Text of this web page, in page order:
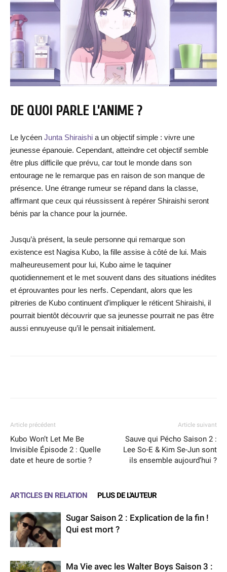
DE QUOI PARLE L’ANIME ?
Le lycéen Junta Shiraishi a un objectif simple : vivre une
jeunesse épanouie. Cependant, atteindre cet objectif semble
être plus difficile que prévu, car tout le monde dans son
entourage ne le remarque pas en raison de son manque de
présence. Une étrange rumeur se répand dans la classe,
affirmant que ceux qui réussissent à repérer Shiraishi seront
bénis par la chance pour la journée.
Jusqu’à présent, la seule personne qui remarque son
existence est Nagisa Kubo, la fille assise à côté de lui. Mais
malheureusement pour lui, Kubo aime le taquiner
quotidiennement et le met souvent dans des situations inédites
et éprouvantes pour les nerfs. Cependant, alors que les
pitreries de Kubo continuent d’impliquer le réticent Shiraishi, il
pourrait bientôt découvrir que sa jeunesse pourrait ne pas être
aussi ennuyeuse qu’il le pensait initialement.
Article précédent
Kubo Won’t Let Me Be
Invisible Épisode 2 : Quelle
date et heure de sortie ?
Article suivant
Sauve qui Pécho Saison 2 :
Lee So-E & Kim Se-Jun sont
ils ensemble aujourd’hui ?
ARTICLES EN RELATION PLUS DE L'AUTEUR
Sugar Saison 2 : Explication de la fin !
Qui est mort ?
Ma Vie avec les Walter Boys Saison 3 :